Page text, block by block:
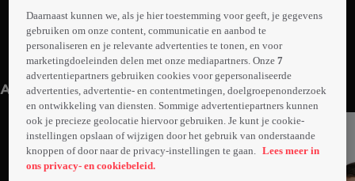
bijzondere band tussen hen.
Meer
info
Anderen kijken ook
Daarnaast kunnen we, als je hier toestemming voor geeft, je gegevens
gebruiken om onze content, communicatie en aanbod te
personaliseren en je relevante advertenties te tonen, en voor
marketingdoeleinden delen met onze mediapartners. Onze7
advertentiepartners gebruiken cookies voor gepersonaliseerde
advertenties, advertentie- en contentmetingen, doelgroepenonderzoek
en ontwikkeling van diensten. Sommige advertentiepartners kunnen
ook je precieze geolocatie hiervoor gebruiken. Je kunt je cookie-
instellingen opslaan of wijzigen door het gebruik van onderstaande
knoppen of door naar de privacy-instellingen te gaan.
Lees meer in
ons privacy- en cookiebeleid.